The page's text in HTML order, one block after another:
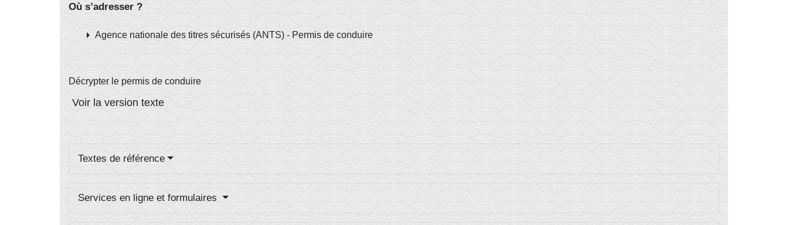
Où s’adresser ?
arrow_right Agence nationale des titres sécurisés (ANTS) - Permis de conduire
Décrypter le permis de conduire
Voir la version texte
Textes de référence
Services en ligne et formulaires